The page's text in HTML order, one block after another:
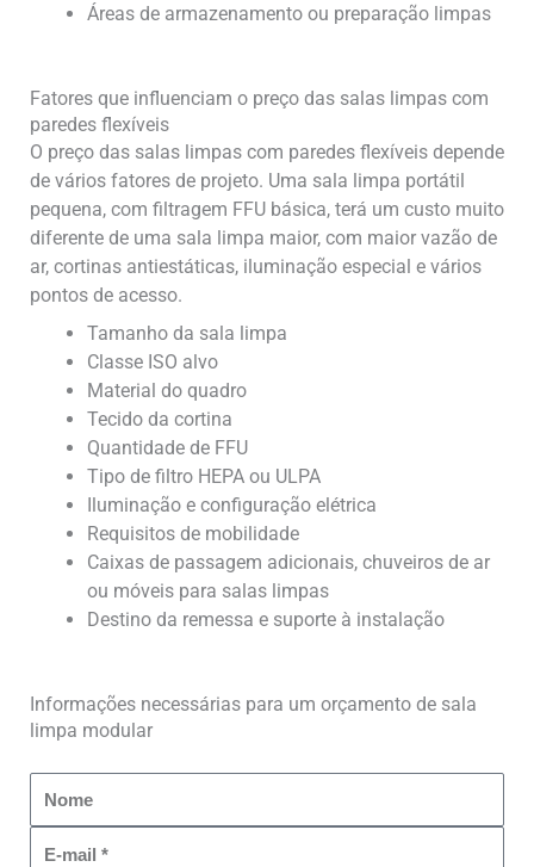
Áreas de armazenamento ou preparação limpas
Fatores que influenciam o preço das salas limpas com
paredes flexíveis
O preço das salas limpas com paredes flexíveis depende
de vários fatores de projeto. Uma sala limpa portátil
pequena, com filtragem FFU básica, terá um custo muito
diferente de uma sala limpa maior, com maior vazão de
ar, cortinas antiestáticas, iluminação especial e vários
pontos de acesso.
Tamanho da sala limpa
Classe ISO alvo
Material do quadro
Tecido da cortina
Quantidade de FFU
Tipo de filtro HEPA ou ULPA
Iluminação e configuração elétrica
Requisitos de mobilidade
Caixas de passagem adicionais, chuveiros de ar
ou móveis para salas limpas
Destino da remessa e suporte à instalação
Informações necessárias para um orçamento de sala
limpa modular